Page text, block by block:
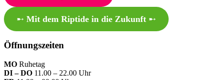
➸ Mit dem Riptide in die Zukunft➸
Öffnungszeiten
MO Ruhetag
DI – DO 11.00 – 22.00 Uhr